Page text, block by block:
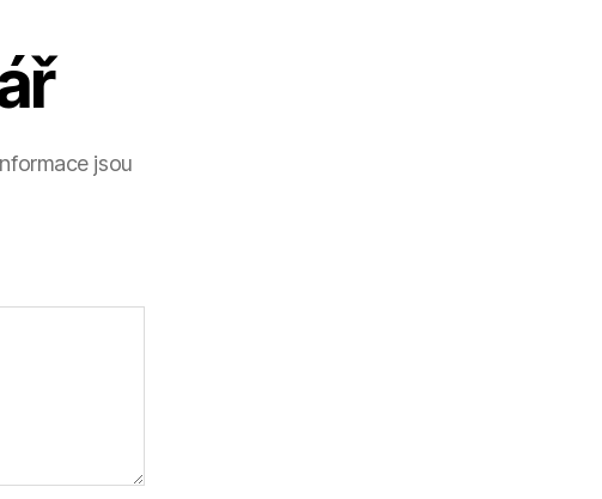
jsou